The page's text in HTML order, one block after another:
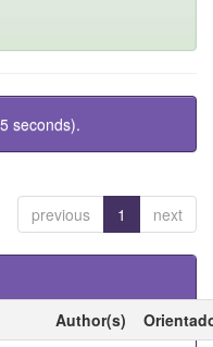
seconds).
previous 1 next
Author(s)